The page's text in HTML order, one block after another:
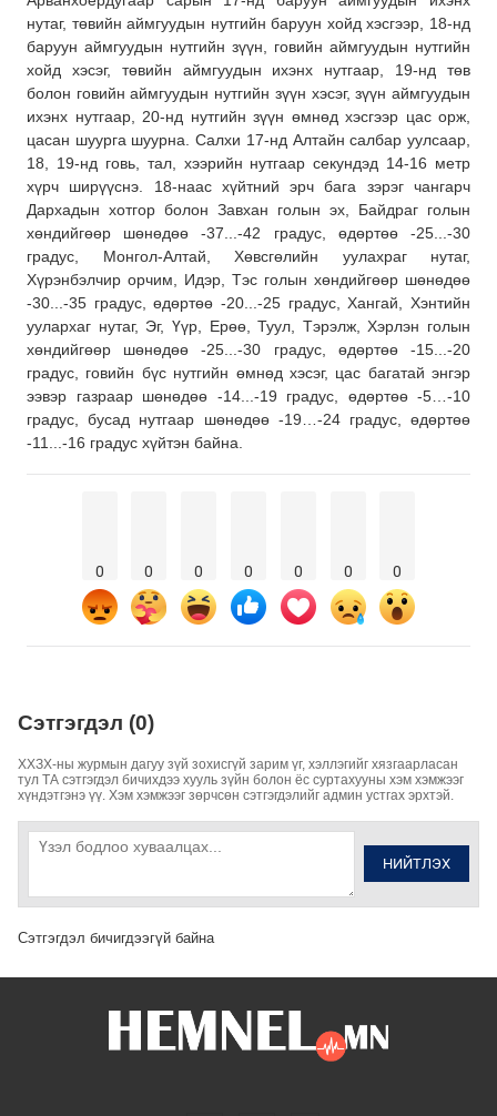
нутаг, төвийн аймгуудын нутгийн баруун хойд хэсгээр, 18-нд
баруун аймгуудын нутгийн зүүн, говийн аймгуудын нутгийн
хойд хэсэг, төвийн аймгуудын ихэнх нутгаар, 19-нд төв
болон говийн аймгуудын нутгийн зүүн хэсэг, зүүн аймгуудын
ихэнх нутгаар, 20-нд нутгийн зүүн өмнөд хэсгээр цас орж,
цасан шуурга шуурна. Салхи 17-нд Алтайн салбар уулсаар,
18, 19-нд говь, тал, хээрийн нутгаар секундэд 14-16 метр
хүрч ширүүснэ. 18-наас хүйтний эрч бага зэрэг чангарч
Дархадын хотгор болон Завхан голын эх, Байдраг голын
хөндийгөөр шөнөдөө -37...-42 градус, өдөртөө -25...-30
градус, Монгол-Алтай, Хөвсгөлийн уулахраг нутаг,
Хүрэнбэлчир орчим, Идэр, Тэс голын хөндийгөөр шөнөдөө
-30...-35 градус, өдөртөө -20...-25 градус, Хангай, Хэнтийн
уулархаг нутаг, Эг, Үүр, Ерөө, Туул, Тэрэлж, Хэрлэн голын
хөндийгөөр шөнөдөө -25...-30 градус, өдөртөө -15...-20
градус, говийн бүс нутгийн өмнөд хэсэг, цас багатай энгэр
ээвэр газраар шөнөдөө -14...-19 градус, өдөртөө -5…-10
градус, бусад нутгаар шөнөдөө -19…-24 градус, өдөртөө
-11...-16 градус хүйтэн байна.
0 0 0 0 0 0 0
Сэтгэгдэл (0)
ХХЗХ-ны журмын дагуу зүй зохисгүй зарим үг, хэллэгийг хязгаарласан
тул ТА сэтгэгдэл бичихдээ хууль зүйн болон ёс суртахууны хэм хэмжээг
хүндэтгэнэ үү. Хэм хэмжээг зөрчсөн сэтгэгдэлийг админ устгах эрхтэй.
НИЙТЛЭХ
Сэтгэгдэл бичигдээгүй байна